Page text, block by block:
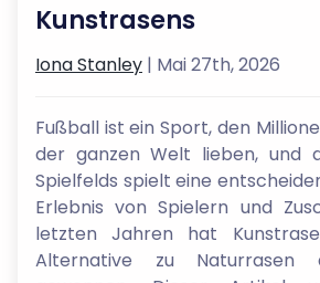
Kunstrasens
Iona Stanley | Mai 27th, 2026
Fußball ist ein Sport, den
der ganzen Welt lieben, und
Spielfelds spielt eine
Erlebnis von Spielern und
letzten Jahren hat
Alternative zu Naturrasen